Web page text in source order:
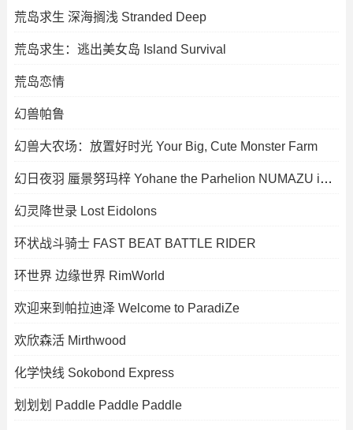
荒岛求生 深海搁浅 Stranded Deep
荒岛求生：逃出美女岛 Island Survival
荒岛恋情
幻兽帕鲁
幻兽大农场：放置好时光 Your Big, Cute Monster Farm
幻日夜羽 蜃景努玛梓 Yohane the Parhelion NUMAZU in the MIRAGE
幻灵降世录 Lost Eidolons
环状战斗骑士 FAST BEAT BATTLE RIDER
环世界 边缘世界 RimWorld
欢迎来到帕拉迪泽 Welcome to ParadiZe
欢欣森活 Mirthwood
化学快线 Sokobond Express
划划划 Paddle Paddle Paddle